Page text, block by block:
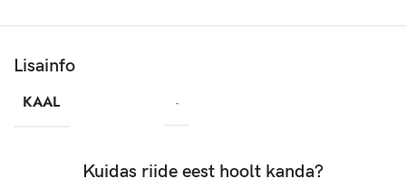
Stiilsed detailid:Sobivad lamedad nöörid ja kolmeosalise paneeliga
Mugavus:Rebitav silt tagab, et miski ei häiri sinu mugavust.
Päritolu:
Kellele see sobib?
Lisainfo
KAAL -
Kuidas riide eest hoolt kanda?